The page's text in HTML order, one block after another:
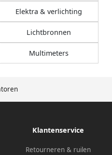
Elektra & verlichting
Lichtbronnen
Multimeters
Klantenservice
Retourneren & ruilen